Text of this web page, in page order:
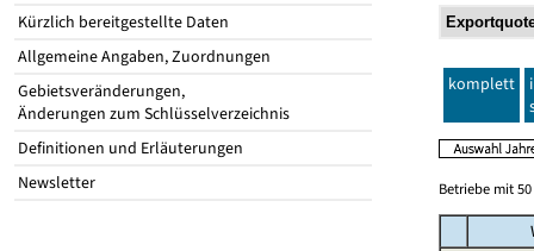
Kürzlich bereitgestellte Daten
Allgemeine Angaben, Zuordnungen
Gebietsveränderungen,
Änderungen zum Schlüsselverzeichnis
Definitionen und Erläuterungen
Newsletter
komplett
Betriebe mit